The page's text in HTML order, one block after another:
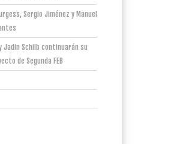
Sergio Jiménez y Manuel
Jadin Schilb continuarán su
de Segunda FEB